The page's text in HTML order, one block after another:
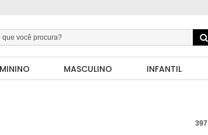
MASCULINO INFANTIL
397